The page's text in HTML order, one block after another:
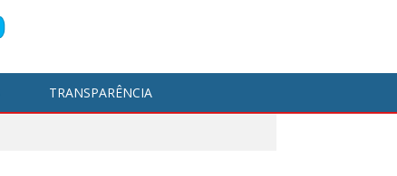
TRANSPARÊNCIA